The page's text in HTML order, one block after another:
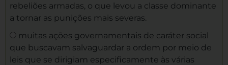
rebeliões armadas, o que levou a classe dominante
a tornar as punições mais severas.
muitas ações governamentais de caráter social
que buscavam salvaguardar a ordem por meio de
leis que se dirigiam especificamente às várias